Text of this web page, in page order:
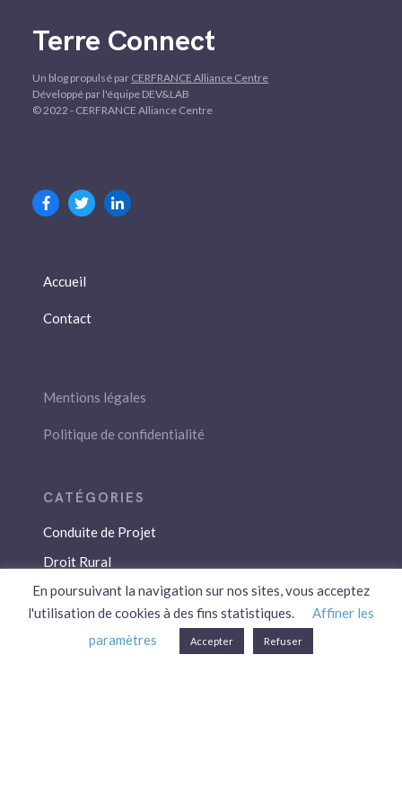
Terre Connect
Un blog propulsé par CERFRANCE Alliance Centre
Développé par l'équipe DEV&LAB
© 2022 - CERFRANCE Alliance Centre
Accueil
Contact
Mentions légales
Politique de confidentialité
Conduite de Projet
Droit Rural
Droit Social
Économie / Gestion
Environnement
En poursuivant la navigation sur nos sites, vous acceptez
l'utilisation de cookies à des fins statistiques.
Affiner les
paramètres
Accepter Refuser